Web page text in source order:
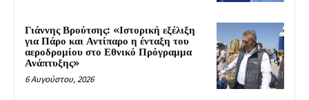
Γιάννης Βρούτσης: «Ιστορική εξέλιξη
για Πάρο και Αντίπαρο η ένταξη του
αεροδρομίου στο Εθνικό Πρόγραμμα
Ανάπτυξης»
6 Αυγούστου, 2026